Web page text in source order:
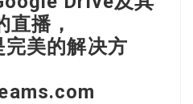
直播，
美的解决方